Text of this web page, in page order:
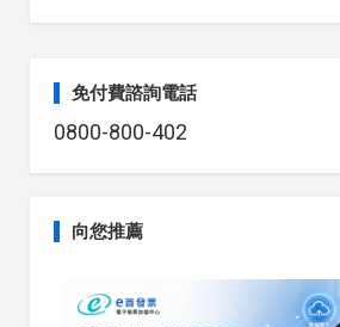
免付費諮詢電話
0800-800-402
向您推薦